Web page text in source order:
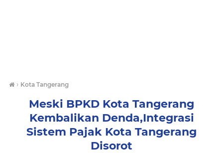
› Kota Tangerang
Meski BPKD Kota Tangerang
Kembalikan Denda,Integrasi
Sistem Pajak Kota Tangerang
Disorot